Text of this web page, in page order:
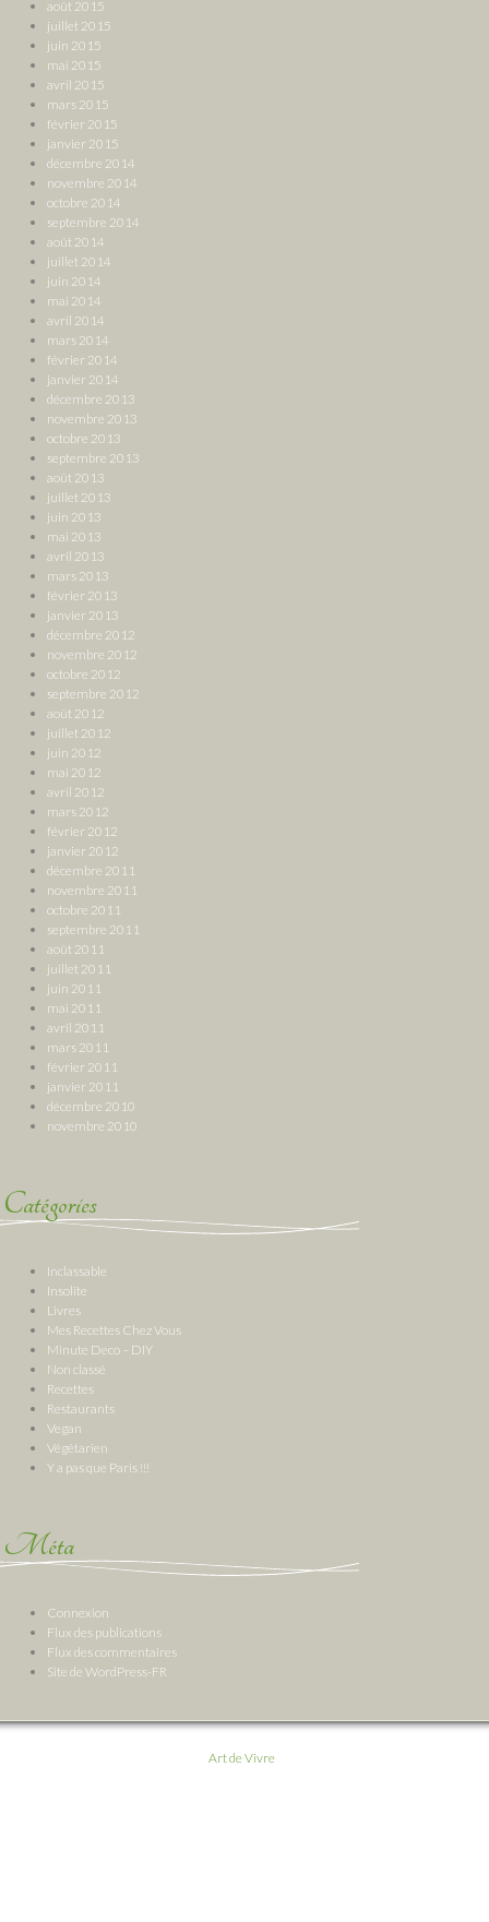
août 2015
juillet 2015
juin 2015
mai 2015
avril 2015
mars 2015
février 2015
janvier 2015
décembre 2014
novembre 2014
octobre 2014
septembre 2014
août 2014
juillet 2014
juin 2014
mai 2014
avril 2014
mars 2014
février 2014
janvier 2014
décembre 2013
novembre 2013
octobre 2013
septembre 2013
août 2013
juillet 2013
juin 2013
mai 2013
avril 2013
mars 2013
février 2013
janvier 2013
décembre 2012
novembre 2012
octobre 2012
septembre 2012
août 2012
juillet 2012
juin 2012
mai 2012
avril 2012
mars 2012
février 2012
janvier 2012
décembre 2011
novembre 2011
octobre 2011
septembre 2011
août 2011
juillet 2011
juin 2011
mai 2011
avril 2011
mars 2011
février 2011
janvier 2011
décembre 2010
novembre 2010
Catégories
Inclassable
Insolite
Livres
Mes Recettes Chez Vous
Minute Deco – DIY
Non classé
Recettes
Restaurants
Vegan
Végétarien
Y a pas que Paris !!!
Méta
Connexion
Flux des publications
Flux des commentaires
Site de WordPress-FR
Art de Vivre